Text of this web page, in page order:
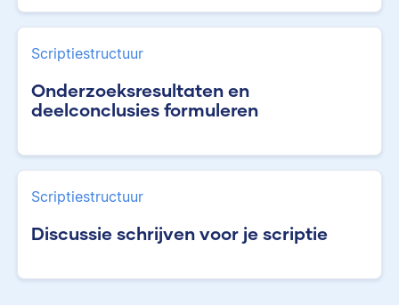
Scriptiestructuur
Onderzoeksresultaten en
deelconclusies formuleren
Scriptiestructuur
Discussie schrijven voor je scriptie